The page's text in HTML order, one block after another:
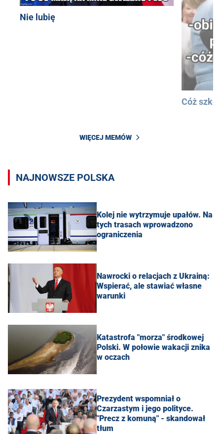
Nie lubię
Cóż
WIĘCEJ MEMÓW
NAJNOWSZE POLSKA
Kolej nie wytrzymuje upałów. Na
tych trasach wprowadzono
ograniczenia
Nawrocki o relacjach z Ukrainą:
Wspierać, ale stawiać własne
warunki
Katastrofa "morza" środkowej
Polski. W połowie wakacji znika
w oczach
Prezydent wspomniał o
Czarzastym i jego polityce.
"Precz z komuną" - skandował
tłum